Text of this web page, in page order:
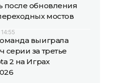
после обновления
мостов
выиграла
серии за третье
2 на Играх